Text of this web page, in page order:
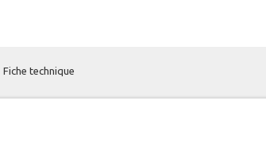
Fiche technique